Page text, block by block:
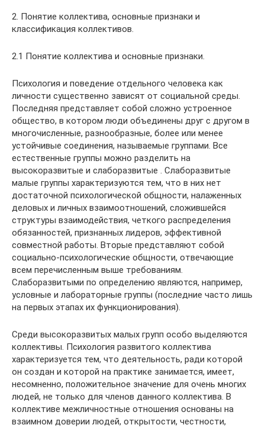
2. Понятие коллектива, основные признаки и
классификация коллективов.
2.1 Понятие коллектива и основные признаки.
Психология и поведение отдельного человека как
личности существенно зависят от социальной среды.
Последняя представляет собой сложно устроенное
общество, в котором люди объединены друг с другом в
многочисленные, разнообразные, более или менее
устойчивые соединения, называемые группами. Все
естественные группы можно разделить на
высокоразвитые и слаборазвитые . Слаборазвитые
малые группы характеризуются тем, что в них нет
достаточной психологической общности, налаженных
деловых и личных взаимоотношений, сложившейся
структуры взаимодействия, четкого распределения
обязанностей, признанных лидеров, эффективной
совместной работы. Вторые представляют собой
социально-психологические общности, отвечающие
всем перечисленным выше требованиям.
Слаборазвитыми по определению являются, например,
условные и лабораторные группы (последние часто лишь
на первых этапах их функционирования).
Среди высокоразвитых малых групп особо выделяются
коллективы. Психология развитого коллектива
характеризуется тем, что деятельность, ради которой
он создан и которой на практике занимается, имеет,
несомненно, положительное значение для очень многих
людей, не только для членов данного коллектива. В
коллективе межличностные отношения основаны на
взаимном доверии людей, открытости, честности,